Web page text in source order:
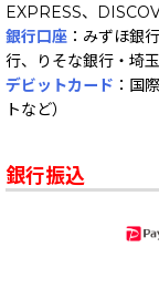
EXPRESS、
銀行口座 ：みずほ銀
行、りそな銀行・埼
デビットカード ：国
トなど）
銀行振込